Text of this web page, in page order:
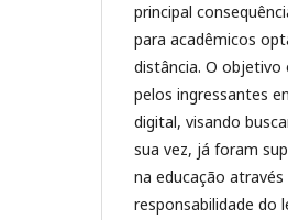
principal
para acadêmicos
distância. O objetivo
pelos ingressantes
digital, visando
sua vez, já foram
na educação
responsabilidade do